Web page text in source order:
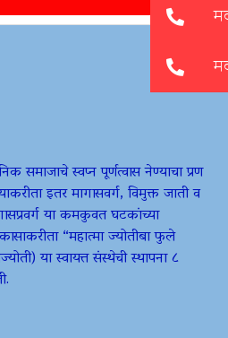
समाजाचे स्वप्न पूर्णत्वास नेण्याचा प्रण
इतर मागासवर्ग, विमुक्त जाती व
या कमकुवत घटकांच्या
“महात्मा ज्योतीबा फुले
या स्वायत्त संस्थेची स्थापना ८